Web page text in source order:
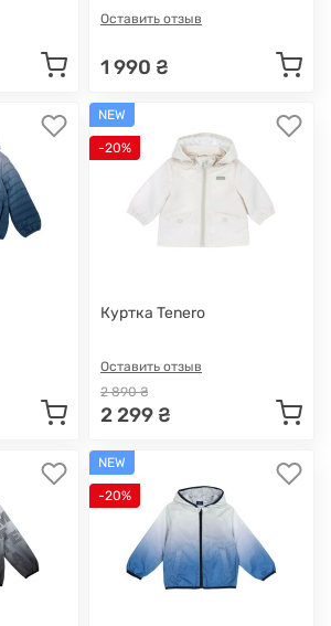
Оставить отзыв
1 990 ₴
NEW
-20%
Куртка Tenero
Оставить отзыв
2 890 ₴
2 299 ₴
NEW
-20%